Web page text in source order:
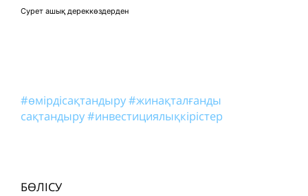
Сурет ашық дереккөздерден
#өмірдісақтандыру#жинақталғанды
сақтандыру#инвестициялықкірістер
БӨЛІСУ